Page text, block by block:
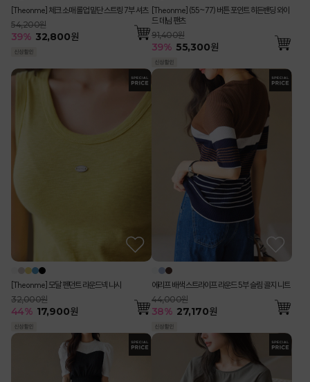
[Theonme] 체크 소매 롤업 밑단 스트링 7부 셔츠
54,200원
39% 32,800원
[Theonme] (55~77) 버튼 포인트 히든밴딩 와이
드 데님 팬츠
91,400원
39% 55,300원
[Theonme] 모달 펜던트 라운드넥 나시
32,000원
44% 17,900원
에리프 배색 스트라이프 라운드 5부 슬림 골지 니트
44,000원
38% 27,170원